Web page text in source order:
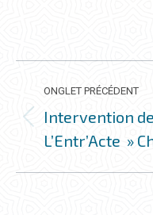
NAVIGATION
DE
COMMENTAIRE
ONGLET PRÉCÉDENT
précédent
Intervention
L’Entr’Acte »